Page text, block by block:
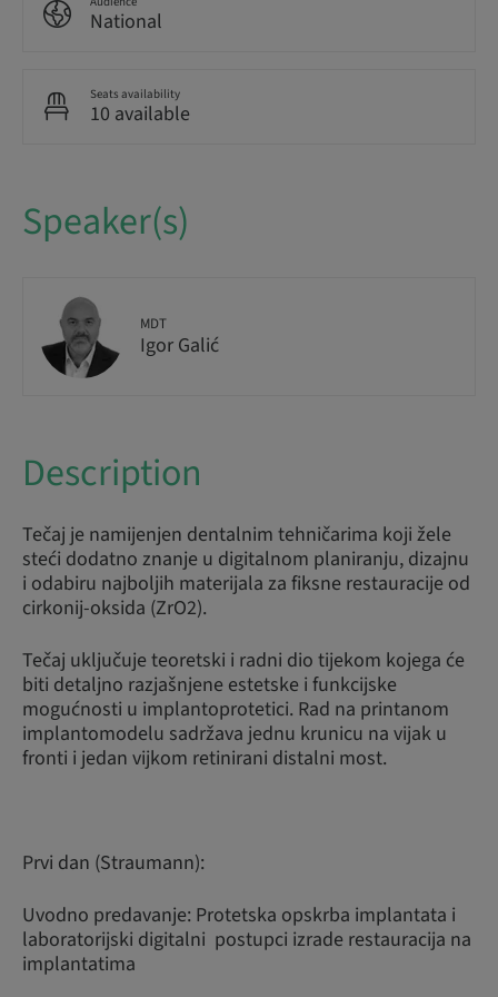
National
Seats availability
10 available
Speaker(s)
MDT
Igor Galić
Description
Tečaj je namijenjen dentalnim tehničarima koji žele
steći dodatno znanje u digitalnom planiranju, dizajnu
i odabiru najboljih materijala za fiksne restauracije od
cirkonij-oksida (ZrO2).
Tečaj uključuje teoretski i radni dio tijekom kojega će
biti detaljno razjašnjene estetske i funkcijske
mogućnosti u implantoprotetici. Rad na printanom
implantomodelu sadržava jednu krunicu na vijak u
fronti i jedan vijkom retinirani distalni most.
Prvi dan (Straumann):
Uvodno predavanje: Protetska opskrba implantata i
laboratorijski digitalni postupci izrade restauracija na
implantatima